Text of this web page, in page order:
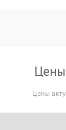
Цены